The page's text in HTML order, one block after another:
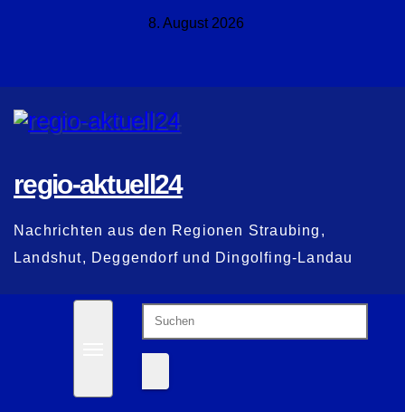
8. August 2026
regio-aktuell24
Nachrichten aus den Regionen Straubing,
Landshut, Deggendorf und Dingolfing-Landau